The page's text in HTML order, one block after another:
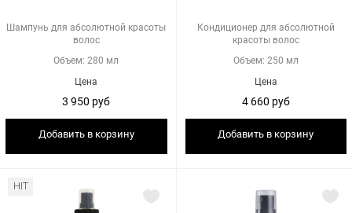
Шампунь для абсолютной красоты
волос
Объем: 280 мл
Цена
3 950 руб
Добавить в корзину
Кондиционер для абсолютной
красоты волос
Объем: 250 мл
Цена
4 660 руб
Добавить в корзину
HIT